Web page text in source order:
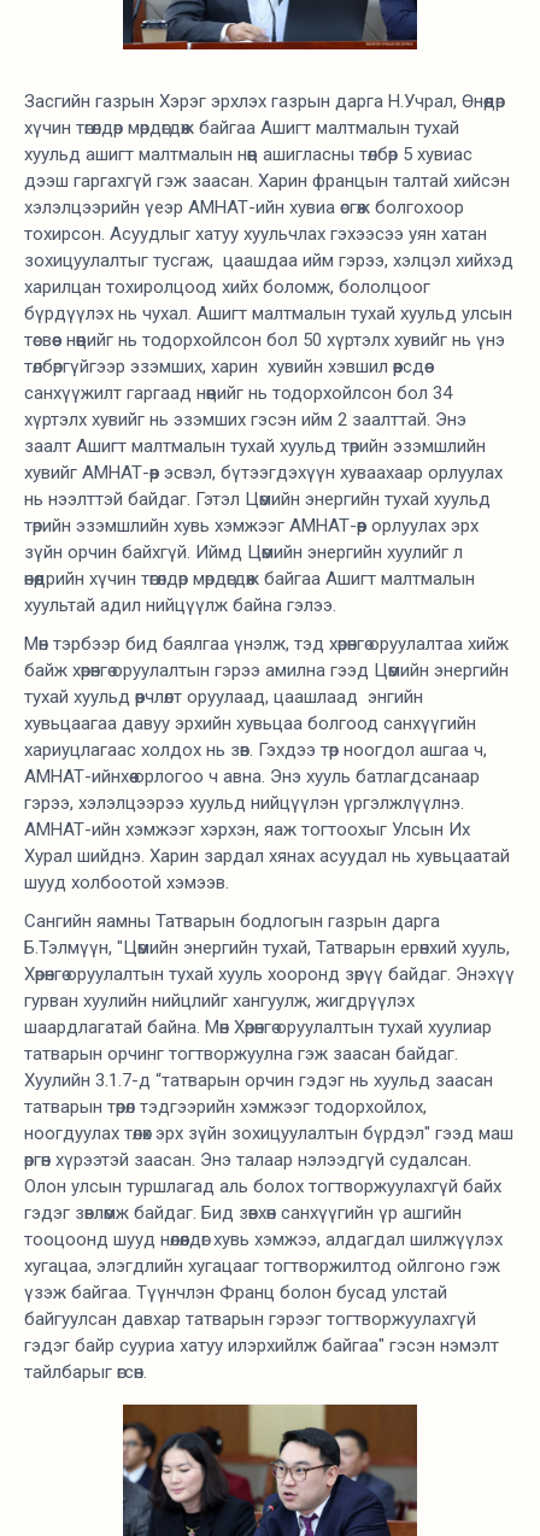
Засгийн газрын Хэрэг эрхлэх газрын дарга Н.Учрал, Өнөөдөр
хүчин төгөлдөр мөрдөгдөж байгаа Ашигт малтмалын тухай
хуульд ашигт малтмалын нөөц ашигласны төлбөр 5 хувиас
дээш гаргахгүй гэж заасан. Харин францын талтай хийсэн
хэлэлцээрийн үеэр АМНАТ-ийн хувиа өсгөж болгохоор
тохирсон. Асуудлыг хатуу хуульчлах гэхээсээ уян хатан
зохицуулалтыг тусгаж, цаашдаа ийм гэрээ, хэлцэл хийхэд
харилцан тохиролцоод хийх боломж, бололцоог
бүрдүүлэх нь чухал. Ашигт малтмалын тухай хуульд улсын
төсвөөс нөөцийг нь тодорхойлсон бол 50 хүртэлх хувийг нь үнэ
төлбөргүйгээр эзэмших, харин хувийн хэвшил өөрсдөө
санхүүжилт гаргаад нөөцийг нь тодорхойлсон бол 34
хүртэлх хувийг нь эзэмших гэсэн ийм 2 заалттай. Энэ
заалт Ашигт малтмалын тухай хуульд төрийн эзэмшлийн
хувийг АМНАТ-өөр эсвэл, бүтээгдэхүүн хуваахаар орлуулах
нь нээлттэй байдаг. Гэтэл Цөмийн энергийн тухай хуульд
төрийн эзэмшлийн хувь хэмжээг АМНАТ-өөр орлуулах эрх
зүйн орчин байхгүй. Иймд Цөмийн энергийн хуулийг л
өнөөдрийн хүчин төгөлдөр мөрдөгдөж байгаа Ашигт малтмалын
хуультай адил нийцүүлж байна гэлээ.
Мөн тэрбээр бид баялгаа үнэлж, тэд хөрөнгө оруулалтаа хийж
байж хөрөнгө оруулалтын гэрээ амилна гээд Цөмийн энергийн
тухай хуульд өөрчлөлт оруулаад, цаашлаад энгийн
хувьцаагаа давуу эрхийн хувьцаа болгоод санхүүгийн
хариуцлагаас холдох нь зөв. Гэхдээ төр ноогдол ашгаа ч,
АМНАТ-ийнхөө орлогоо ч авна. Энэ хууль батлагдсанаар
гэрээ, хэлэлцээрээ хуульд нийцүүлэн үргэлжлүүлнэ.
АМНАТ-ийн хэмжээг хэрхэн, яаж тогтоохыг Улсын Их
Хурал шийднэ. Харин зардал хянах асуудал нь хувьцаатай
шууд холбоотой хэмээв.
Сангийн яамны Татварын бодлогын газрын дарга
Б.Тэлмүүн, "Цөмийн энергийн тухай, Татварын ерөнхий хууль,
Хөрөнгө оруулалтын тухай хууль хооронд зөрүү байдаг. Энэхүү
гурван хуулийн нийцлийг хангуулж, жигдрүүлэх
шаардлагатай байна. Мөн Хөрөнгө оруулалтын тухай хуулиар
татварын орчинг тогтворжуулна гэж заасан байдаг.
Хуулийн 3.1.7-д “татварын орчин гэдэг нь хуульд заасан
татварын төрөл тэдгээрийн хэмжээг тодорхойлох,
ноогдуулах төлөх эрх зүйн зохицуулалтын бүрдэл" гээд маш
өргөн хүрээтэй заасан. Энэ талаар нэлээдгүй судалсан.
Олон улсын туршлагад аль болох тогтворжуулахгүй байх
гэдэг зөвлөмж байдаг. Бид зөвхөн санхүүгийн үр ашгийн
тооцоонд шууд нөлөөлдөг хувь хэмжээ, алдагдал шилжүүлэх
хугацаа, элэгдлийн хугацааг тогтворжилтод ойлгоно гэж
үзэж байгаа. Түүнчлэн Франц болон бусад улстай
байгуулсан давхар татварын гэрээг тогтворжуулахгүй
гэдэг байр сууриа хатуу илэрхийлж байгаа" гэсэн нэмэлт
тайлбарыг өгсөн.